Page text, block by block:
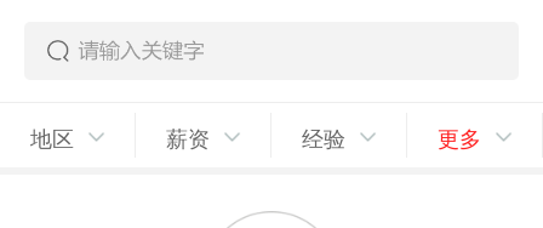
地区 薪资 经验 更多